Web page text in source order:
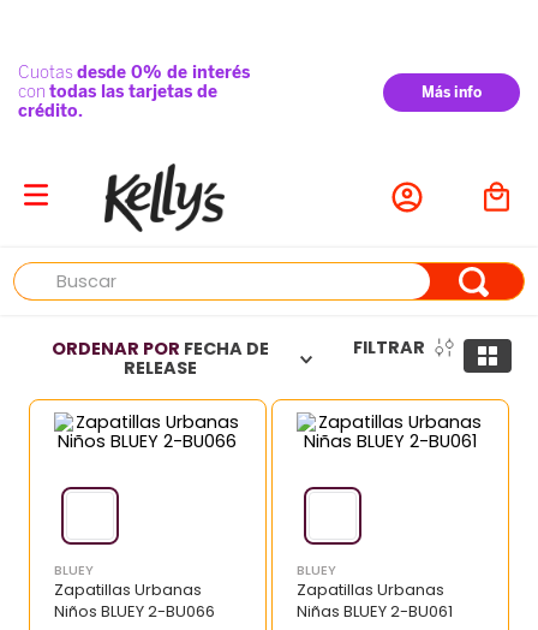
Buscar
ORDENAR POR FECHA DE
RELEASE
FILTRAR
BLUEY
Zapatillas Urbanas
Niños BLUEY 2-BU066
BLUEY
Zapatillas Urbanas
Niñas BLUEY 2-BU061